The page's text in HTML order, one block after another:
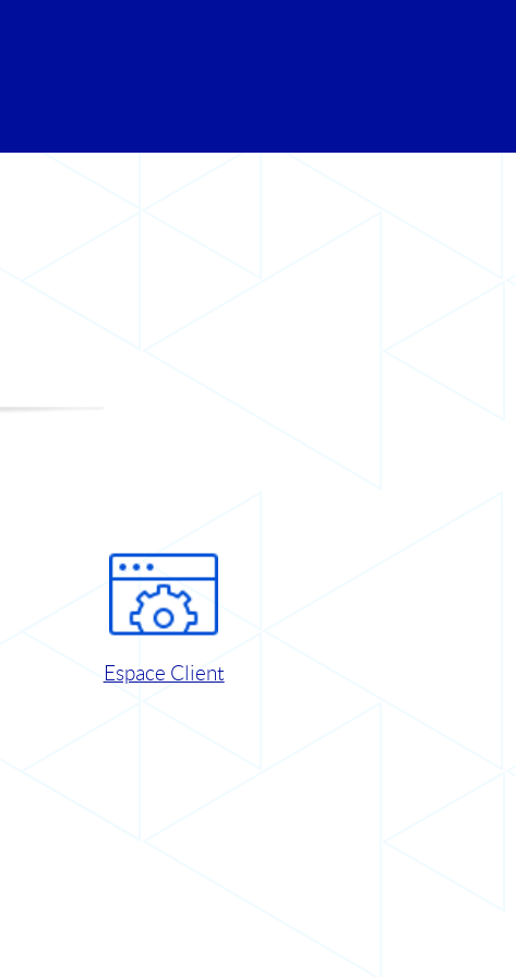
Espace Client